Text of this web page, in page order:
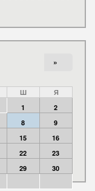
»
Ш
Я
1
2
8
9
15
16
22
23
29
30